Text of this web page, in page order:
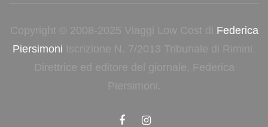
Copyright © 2008-2025 Viaggi Low Cost di Federica
Piersimoni Iscrizione N. 7/2013 Tribunale di Rimini.
Direttrice ed editore del giornale, Federica
Piersimoni.